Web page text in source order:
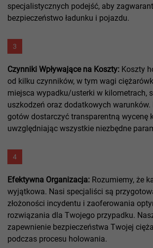
specjalistycznych podejść, aby
bezpieczeństwo ładunku i pojazdu.
3
Czynniki Wpływające na Koszty: Koszty
od kilku czynników, w tym wagi
miejsca wypadku/usterki w kilometrach,
uszkodzeń oraz dodatkowych warunków.
gotów dostarczyć transparentną wycenę
uwzględniając wszystkie niezbędne
4
Efektywna Organizacja: Rozumiemy, że
wyjątkowa. Nasi specjaliści są
złożoności incydentu i zaoferowania
rozwiązania dla Twojego przypadku.
zapewnienie bezpieczeństwa Twojej
podczas procesu holowania.